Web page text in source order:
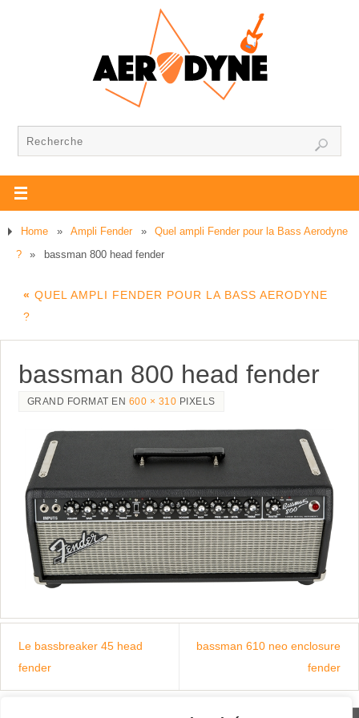
Home » Ampli Fender »
Quel ampli Fender pour la Bass Aerodyne
?
» bassman 800 head fender
« QUEL AMPLI FENDER POUR LA BASS AERODYNE
?
bassman 800 head fender
GRAND FORMAT EN 600 × 310 PIXELS
Le bassbreaker 45 head
fender
bassman 610 neo enclosure
fender